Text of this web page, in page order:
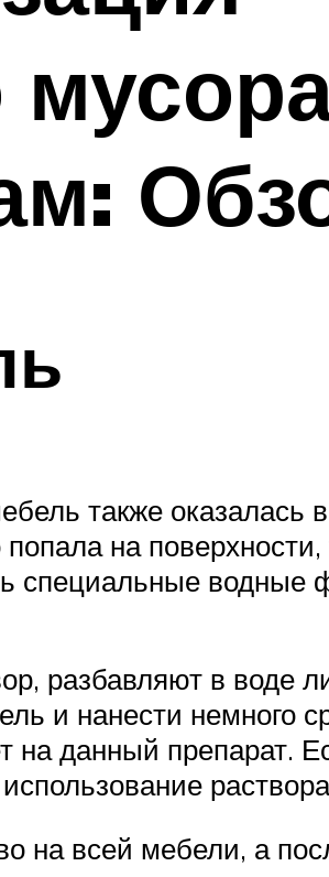
также
на
специальные водные
разбавляют в воде
и нанести немного
на данный препарат.
всей мебели, а